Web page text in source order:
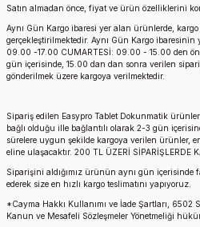
Satın almadan önce, fiyat ve ürün özelliklerini
Aynı Gün Kargo ibaresi yer alan ürünlerde,
gerçekleştirilmektedir. Aynı Gün Kargo ibaresinin
09.00 -17.00 CUMARTESİ: 09.00 - 15.00 den
gün içerisinde, 15.00 dan dan sonra verilen
gönderilmek üzere kargoya verilmektedir.
Sipariş edilen Easypro Tablet Dokunmatik
bağlı olduğu ille bağlantılı olarak 2-3 gün
sürelere uygun şekilde kargoya verilen ürünler,
eline ulaşacaktır. 200 TL ÜZERİ SİPARİŞLERDE
Siparişini aldığımız ürünün aynı gün içerisinde
ederek size en hızlı kargo teslimatını yapıyoruz.
*Cayma Hakkı Kullanımı ve İade Şartları, 6502
Kanun ve Mesafeli Sözleşmeler Yönetmeliği